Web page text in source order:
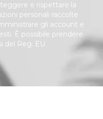
e rispettare la
personali raccolte
gli account e
È possibile prendere
del Reg. EU